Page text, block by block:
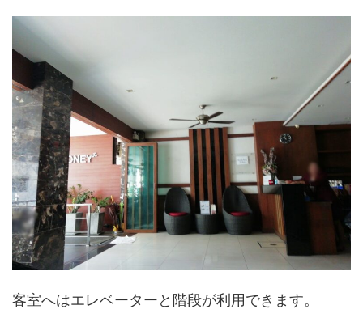
客室へはエレベーターと階段が利用できます。